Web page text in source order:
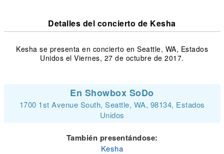
Detalles del concierto de Kesha
Kesha se presenta en concierto en Seattle, WA, Estados
Unidos el Viernes, 27 de octubre de 2017.
En Showbox SoDo
1700 1st Avenue South, Seattle, WA, 98134, Estados
Unidos
También presentándose:
Kesha